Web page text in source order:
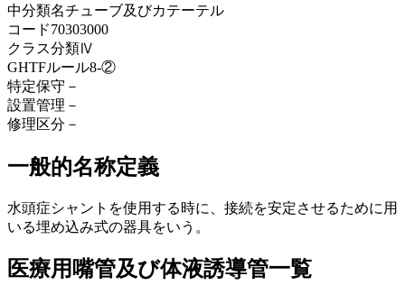
中分類名チューブ及びカテーテル
コード70303000
クラス分類Ⅳ
GHTFルール8-②
特定保守 －
設置管理 －
修理区分 －
一般的名称定義
水頭症シャントを使用する時に、接続を安定させるために用
いる埋め込み式の器具をいう。
医療用嘴管及び体液誘導管一覧